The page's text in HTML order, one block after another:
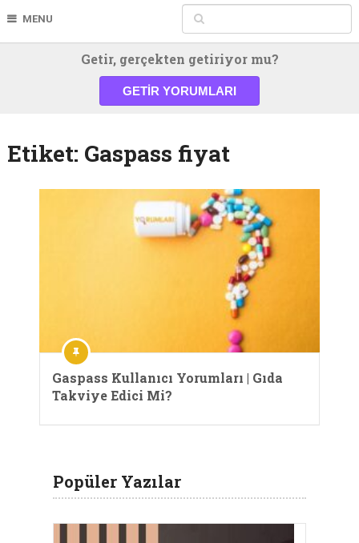
MENU
Getir, gerçekten getiriyor mu?
GETIR YORUMLARI
Etiket: Gaspass fiyat
Gaspass Kullanıcı Yorumları | Gıda
Takviye Edici Mi?
Popüler Yazılar